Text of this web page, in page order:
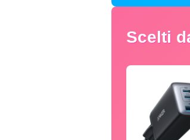
Scelti